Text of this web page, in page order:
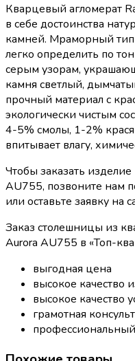
Кварцевый агломерат
в себе достоинства
камней. Мраморный тип
легко определить по
серым узорам,
камня светлый,
прочный материал с
экологически чистым
4-5% смолы, 1-2%
впитывает влагу,
Чтобы заказать
AU755, позвоните нам
или оставьте заявку на
Заказ столешницы из
Aurora AU755 в «Топ-
выгодная цена
высокое качество
высокое качество
грамотная